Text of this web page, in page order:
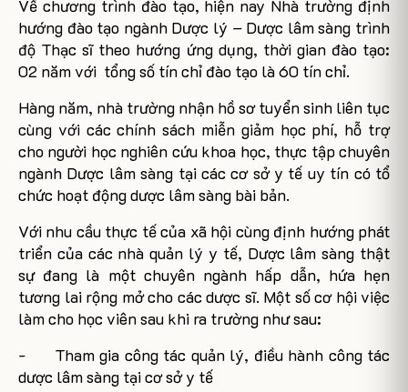
Về chương trình đào tạo, hiện nay Nhà trường định
hướng đào tạo ngành Dược lý – Dược lâm sàng trình
độ Thạc sĩ theo hướng ứng dụng, thời gian đào tạo:
02 năm với tổng số tín chỉ đào tạo là 60 tín chỉ.
Hàng năm, nhà trường nhận hồ sơ tuyển sinh liên tục
cùng với các chính sách miễn giảm học phí, hỗ trợ
cho người học nghiên cứu khoa học, thực tập chuyên
ngành Dược lâm sàng tại các cơ sở y tế uy tín có tổ
chức hoạt động dược lâm sàng bài bản.
Với nhu cầu thực tế của xã hội cùng định hướng phát
triển của các nhà quản lý y tế, Dược lâm sàng thật
sự đang là một chuyên ngành hấp dẫn, hứa hẹn
tương lai rộng mở cho các dược sĩ. Một số cơ hội việc
làm cho học viên sau khi ra trường như sau:
-
Tham gia công tác quản lý, điều hành công tác
dược lâm sàng tại cơ sở y tế